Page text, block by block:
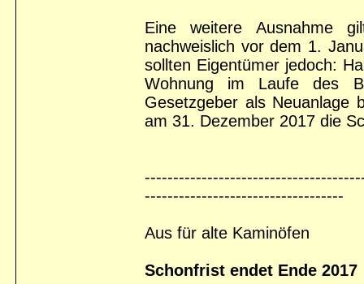
Eine weitere Ausnahme
nachweislich vor dem 1.
sollten Eigentümer jedoch:
Wohnung im Laufe des
Gesetzgeber als Neuanlage
am 31. Dezember 2017 die
-----------------------------------
Aus für alte Kaminöfen
Schonfrist endet Ende 2017